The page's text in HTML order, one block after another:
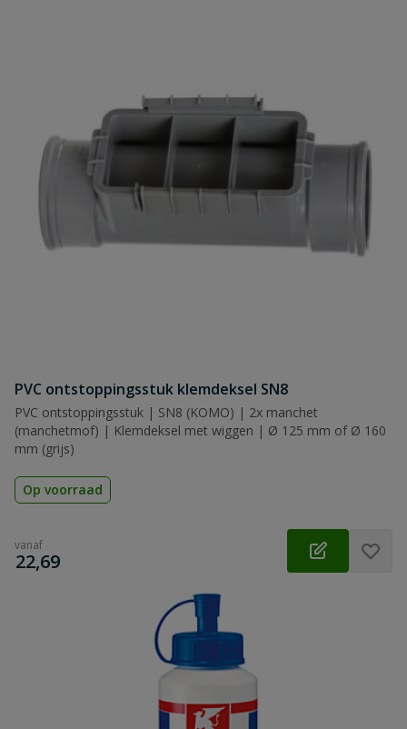
PVC ontstoppingsstuk klemdeksel SN8
PVC ontstoppingsstuk | SN8 (KOMO) | 2x manchet
(manchetmof) | Klemdeksel met wiggen | Ø 125 mm of Ø 160
mm (grijs)
Op voorraad
vanaf
€
22,69